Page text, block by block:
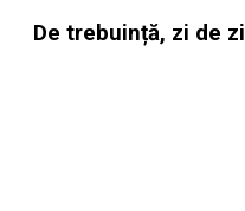
De trebuință, zi de zi